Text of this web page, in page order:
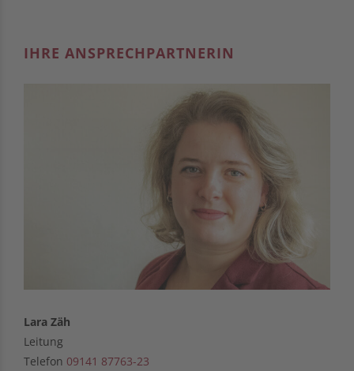
IHRE ANSPRECHPARTNERIN
Lara Zäh
Leitung
Telefon 09141 87763-23